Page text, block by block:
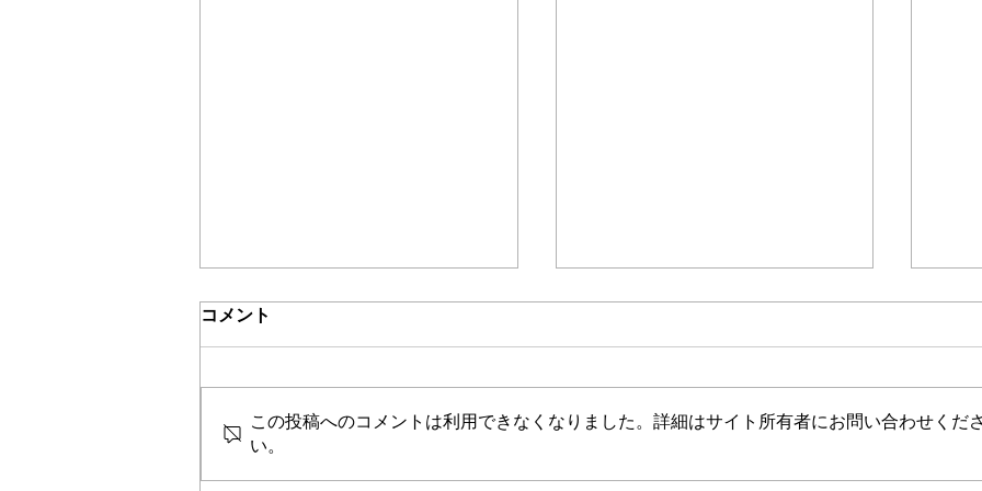
動物園のフォトブースイラス
イベ
コメント
この投稿へのコメントは利用できなくなりました。詳細はサイト所有者にお問い合わせくださ
い。